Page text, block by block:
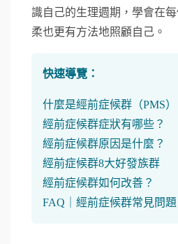
識自己的生理週期，學會在
柔也更有方法地照顧自己。
快速導覽：
什麼是經前症候群（PMS）
經前症候群症狀有哪些？
經前症候群原因是什麼？
經前症候群8大好發族群
經前症候群如何改善？
FAQ｜經前症候群常見問題